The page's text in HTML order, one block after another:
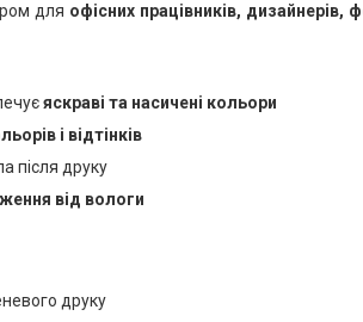
для офісних працівників, дизайнерів,
яскраві та насичені кольори
і відтінків
після друку
від вологи
друку